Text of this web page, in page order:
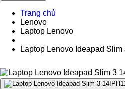
Trang chủ
Lenovo
Laptop Lenovo
Laptop Lenovo Ideapad Slim